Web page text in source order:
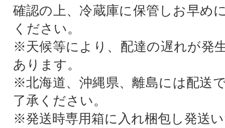
確認の上、冷蔵庫に保管しお早め
ください。
※天候等により、配達の遅れが発
あります。
※北海道、沖縄県、離島には配送
了承ください。
※発送時専用箱に入れ梱包し発送